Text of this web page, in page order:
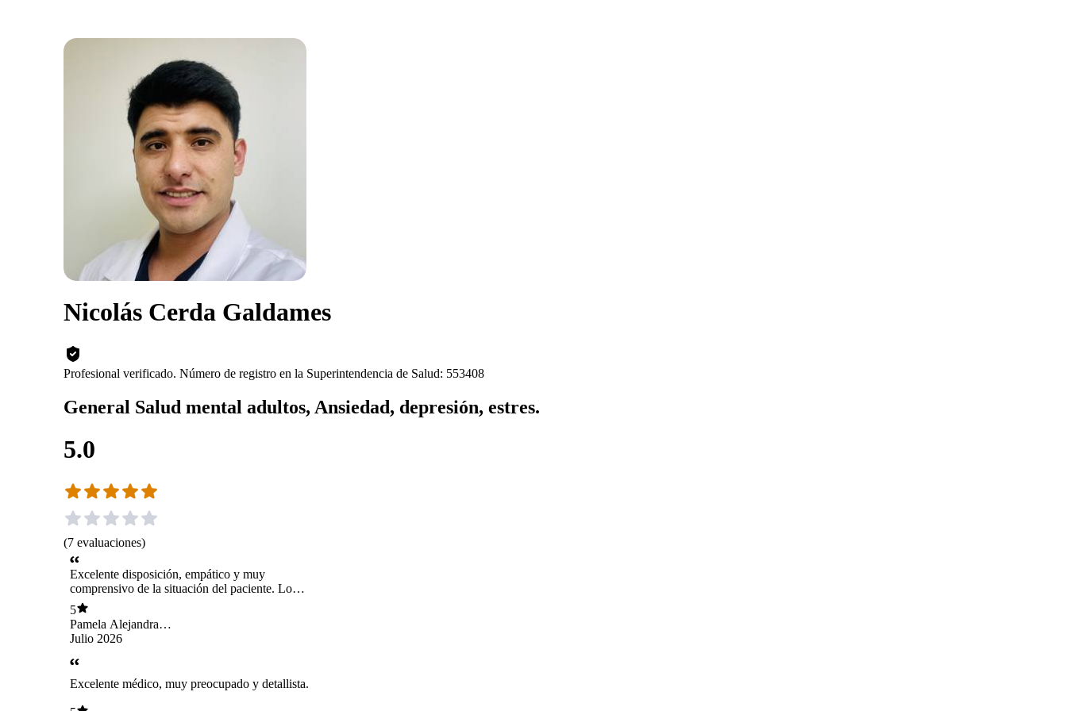
Nicolás Cerda Galdames
Profesional verificado. Número de registro en la Superintendencia de Salud: 553408
General Salud mental adultos, Ansiedad, depresión, estres.
5.0
(7 evaluaciones)
Excelente disposición, empático y muy
comprensivo de la situación del paciente. Lo
recomiendo ya que es un muy buen profesional.
5
Pamela Alejandra
Nieto Pérez
Julio 2026
Excelente médico, muy preocupado y detallista.